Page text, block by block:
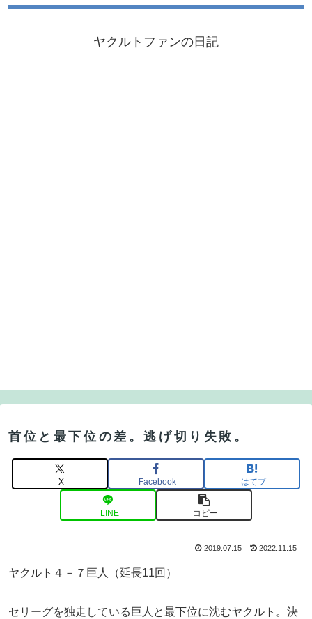
ヤクルトファンの日記
首位と最下位の差。逃げ切り失敗。
X Facebook はてブ
LINE コピー
2019.07.15 2022.11.15
ヤクルト４－７巨人（延長11回）
セリーグを独走している巨人と最下位に沈むヤクルト。決